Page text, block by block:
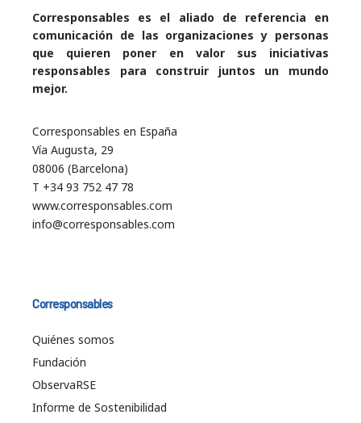
Corresponsables es el aliado de referencia en
comunicación de las organizaciones y personas
que quieren poner en valor sus iniciativas
responsables para construir juntos un mundo
mejor.
Corresponsables en España
Vía Augusta, 29
08006 (Barcelona)
T +34 93 752 47 78
www.corresponsables.com
info@corresponsables.com
Corresponsables
Quiénes somos
Fundación
ObservaRSE
Informe de Sostenibilidad